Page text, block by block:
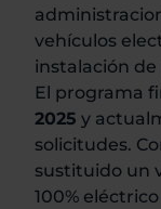
vehículos
instalación
El programa
2025 y
solicitudes.
sustituido un
100%